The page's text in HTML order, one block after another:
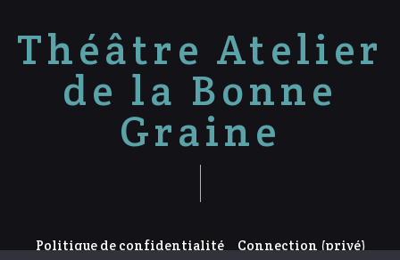
Théâtre Atelier
de la Bonne
Graine
Politique de confidentialité Connection (privé)